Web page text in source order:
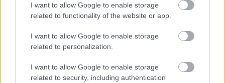
I want to allow Google to enable storage
related to functionality of the website or app.
I want to allow Google to enable storage
related to personalization.
I want to allow Google to enable storage
related to security, including authentication
träningsperiod in mot den här säsongen. Så det
var skönt att det också kunde översättas till
resultat direkt, förklarar han.
Sveriges trupp till världscupen i Ruka